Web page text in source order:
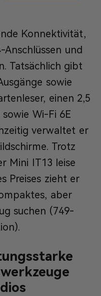
Konnektivität,
Anschlüssen und
Tatsächlich gibt
sowie
einen 2,5
Wi-Fi 6E
verwaltet er
Trotz
Mini IT13 leise
Preises zieht er
aber
suchen (749-